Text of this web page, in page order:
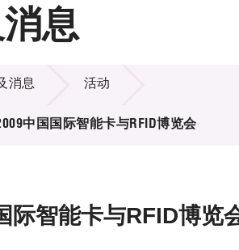
划
息
消息 活动
中国国际智能卡与RFID博览会
际智能卡与RFID博览